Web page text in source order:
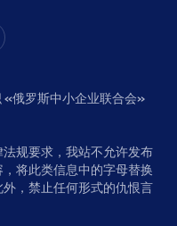
«俄罗斯中小企业联合会»
规要求，我站不允许发布
将此类信息中的字母替换
，禁止任何形式的仇恨言